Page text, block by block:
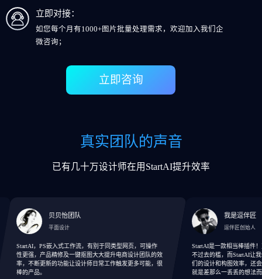
立即对接：
如您每个月有1000+图片批量处理需求，欢迎加入我们企
微咨询；
立即咨询
真实团队的声音
已有几十万设计师在用StartAI提升效率
贝贝怡团队
平面设计
StartAI，PS嵌入式工作流，有别于同类型网页，可操作
性更强，产品精修及一键抠图大大提升电商设计团队的效
率，不断更新的功能让设计师日常工作触发更多可能，很
棒的产品。
我是逗伴匠
逗伴匠创始人
StartAI是一款相当棒插件！对于
不过去的槛，而StartAI让我们走
们的设计和构图效率，还会提供
就是差那么一丢丢的想法而已。